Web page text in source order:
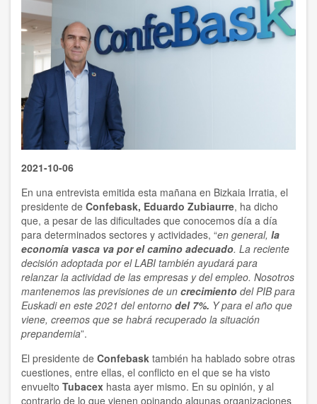
2021-10-06
En una entrevista emitida esta mañana en Bizkaia Irratia, el
presidente de Confebask, Eduardo Zubiaurre, ha dicho
que, a pesar de las dificultades que conocemos día a día
para determinados sectores y actividades, “en general, la
economía vasca va por el camino adecuado. La reciente
decisión adoptada por el LABI también ayudará para
relanzar la actividad de las empresas y del empleo. Nosotros
mantenemos las previsiones de un crecimiento del PIB para
Euskadi en este 2021 del entorno del 7%. Y para el año que
viene, creemos que se habrá recuperado la situación
prepandemia”.
El presidente de Confebask también ha hablado sobre otras
cuestiones, entre ellas, el conflicto en el que se ha visto
envuelto Tubacex hasta ayer mismo. En su opinión, y al
contrario de lo que vienen opinando algunas organizaciones